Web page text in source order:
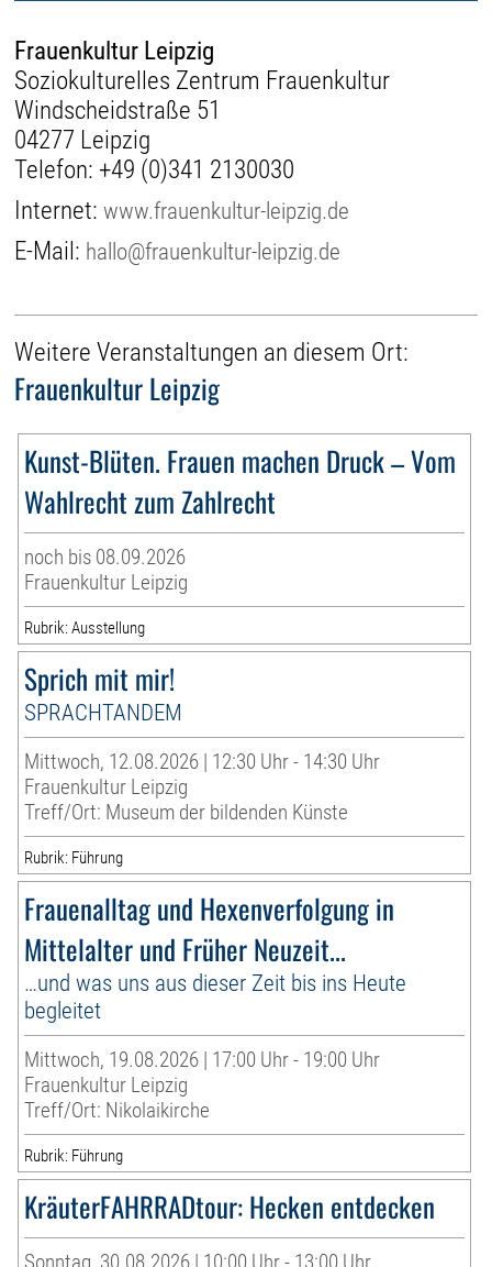
Frauenkultur Leipzig
Soziokulturelles Zentrum Frauenkultur
Windscheidstraße 51
04277 Leipzig
Telefon: +49 (0)341 2130030
Internet:www.frauenkultur-leipzig.de
E-Mail: hallo@frauenkultur-leipzig.de
Weitere Veranstaltungen an diesem Ort:
Frauenkultur Leipzig
Kunst-Blüten. Frauen machen Druck – Vom
Wahlrecht zum Zahlrecht
noch bis 08.09.2026
Frauenkultur Leipzig
Rubrik: Ausstellung
Sprich mit mir!
SPRACHTANDEM
Mittwoch, 12.08.2026 | 12:30 Uhr - 14:30 Uhr
Frauenkultur Leipzig
Treff/Ort: Museum der bildenden Künste
Rubrik: Führung
Frauenalltag und Hexenverfolgung in
Mittelalter und Früher Neuzeit...
…und was uns aus dieser Zeit bis ins Heute
begleitet
Mittwoch, 19.08.2026 | 17:00 Uhr - 19:00 Uhr
Frauenkultur Leipzig
Treff/Ort: Nikolaikirche
Rubrik: Führung
KräuterFAHRRADtour: Hecken entdecken